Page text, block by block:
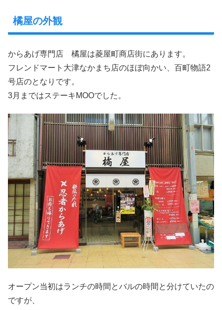
橘屋の外観
からあげ専門店 橘屋は菱屋町商店街にあります。
フレンドマート大津なかまち店のほぼ向かい、百町物語2
号店のとなりです。
3月まではステーキMOOでした。
オープン当初はランチの時間とバルの時間と分けていたの
ですが、